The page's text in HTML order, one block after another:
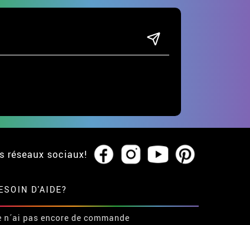
réseaux sociaux!
D'AIDE?
n´ai pas encore de commande